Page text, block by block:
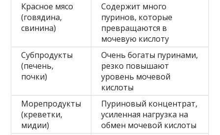
Красное мясо
(говядина,
свинина)
Содержит много
пуринов, которые
превращаются в
мочевую кислоту
Субпродукты
(печень,
почки)
Очень богаты пуринами,
резко повышают
уровень мочевой
кислоты
Морепродукты
(креветки,
мидии)
Пуриновый концентрат,
усиленная нагрузка на
обмен мочевой кислоты